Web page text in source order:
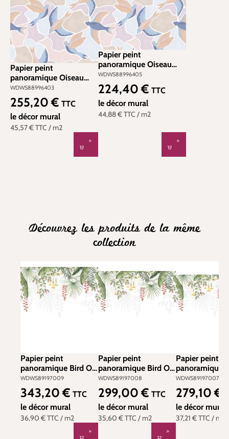
Papier peint
panoramique Oiseau
Songerie M bleu rose
200x280 - Wonderwalls
de Casadéco | Réf.
WDWS88996403
WDWS88996403
45,57 €TTC / m2
Prix régulier :
255,20 € TTC
le décor mural
Papier peint
panoramique Oiseau
Songerie S bleu rose
200x250 - Wonderwalls
de Casadéco | Réf.
WDWS88996405
WDWS88996405
44,88 €TTC / m2
Prix régulier :
224,40 € TTC
le décor mural
Découvrez les produits de la même
collection
Papier peint
panoramique Bird Of
Paradise L fushia
300x310 -
Wonderwalls de
Casadéco | Réf.
WDWS89197009
WDWS89197009
36,90 €TTC / m2
Prix régulier :
343,20 € TTC
le décor mural
Papier peint
panoramique Bird Of
Paradise M fushia
300x280 -
Wonderwalls de
Casadéco | Réf.
WDWS89197008
WDWS89197008
35,60 €TTC / m2
Prix régulier :
299,00 € TTC
le décor mural
Papier peint
panoramique
Paradise S
300x250 -
Wonderwalls
Casadéco | Réf.
WDWS89197007
37,21 €TTC / m2
Prix régulier :
279,10 €
le décor mural